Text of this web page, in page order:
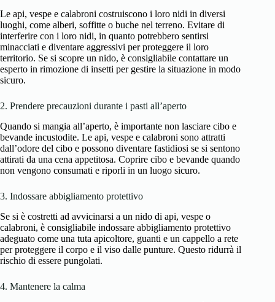
Le api, vespe e calabroni costruiscono i loro nidi in diversi
luoghi, come alberi, soffitte o buche nel terreno. Evitare di
interferire con i loro nidi, in quanto potrebbero sentirsi
minacciati e diventare aggressivi per proteggere il loro
territorio. Se si scopre un nido, è consigliabile contattare un
esperto in rimozione di insetti per gestire la situazione in modo
sicuro.
2. Prendere precauzioni durante i pasti all’aperto
Quando si mangia all’aperto, è importante non lasciare cibo e
bevande incustodite. Le api, vespe e calabroni sono attratti
dall’odore del cibo e possono diventare fastidiosi se si sentono
attirati da una cena appetitosa. Coprire cibo e bevande quando
non vengono consumati e riporli in un luogo sicuro.
3. Indossare abbigliamento protettivo
Se si è costretti ad avvicinarsi a un nido di api, vespe o
calabroni, è consigliabile indossare abbigliamento protettivo
adeguato come una tuta apicoltore, guanti e un cappello a rete
per proteggere il corpo e il viso dalle punture. Questo ridurrà il
rischio di essere pungolati.
4. Mantenere la calma